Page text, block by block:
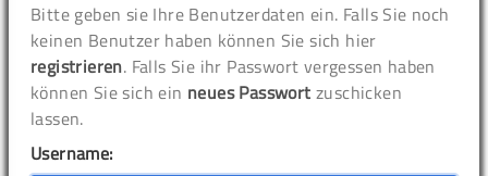
Bitte geben sie Ihre Benutzerdaten ein. Falls Sie noch
keinen Benutzer haben können Sie sich hier
registrieren. Falls Sie ihr Passwort vergessen haben
können Sie sich ein neues Passwort zuschicken
lassen.
Username: